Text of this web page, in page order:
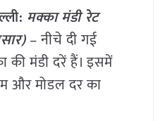
मक्का मंडी रेट
– नीचे दी गई
की मंडी दरें हैं। इसमें
और मोडल दर का